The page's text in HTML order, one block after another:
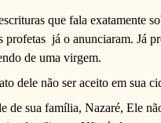
que fala exatamente
profetas já o anunciaram. Já
de uma virgem.
dele não ser aceito em sua
de sua família, Nazaré, Ele